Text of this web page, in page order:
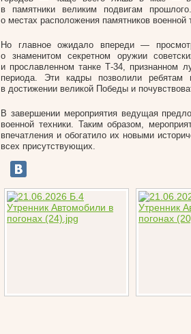
в памятники великим подвигам
о местах расположения памятников военной
Но главное ожидало впереди —
о знаменитом секретном оружии
и прославленном танке Т-34, признанном
периода. Эти кадры позволили ребятам
в достижении великой Победы и
В завершении мероприятия ведущая
военной техники. Таким образом,
впечатления и обогатило их новыми
всех присутствующих.